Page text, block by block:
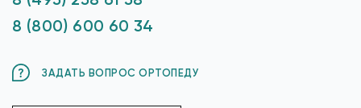
8 (800) 600 60 34
ЗАДАТЬ ВОПРОС ОРТОПЕДУ